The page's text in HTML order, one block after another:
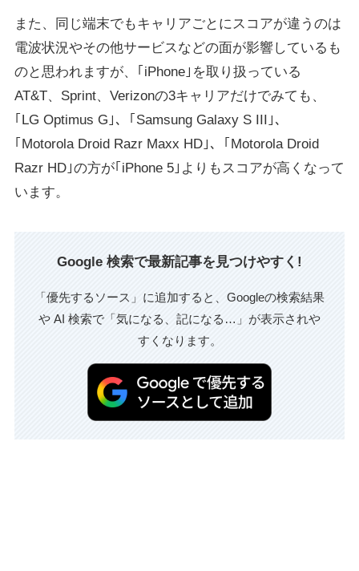
また、同じ端末でもキャリアごとにスコアが違うのは
電波状況やその他サービスなどの面が影響しているも
のと思われますが、｢iPhone｣を取り扱っている
AT&T、Sprint、Verizonの3キャリアだけでみても、
｢LG Optimus G｣、｢Samsung Galaxy S III｣、
｢Motorola Droid Razr Maxx HD｣、｢Motorola Droid
Razr HD｣の方が｢iPhone 5｣よりもスコアが高くなって
います。
Google 検索で最新記事を見つけやすく!
「優先するソース」に追加すると、Googleの検索結果
や AI 検索で「気になる、記になる…」が表示されや
すくなります。